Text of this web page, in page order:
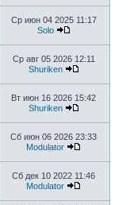
Ср июн 04 2025 11:17
Solo
Ср авг 05 2026 12:11
Shuriken
Вт июн 16 2026 15:42
Shuriken
Сб июн 06 2026 23:33
Modulator
Сб дек 10 2022 11:46
Modulator